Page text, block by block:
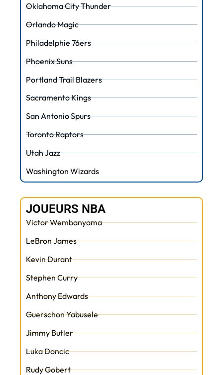
Oklahoma City Thunder
Orlando Magic
Philadelphie 76ers
Phoenix Suns
Portland Trail Blazers
Sacramento Kings
San Antonio Spurs
Toronto Raptors
Utah Jazz
Washington Wizards
JOUEURS NBA
Victor Wembanyama
LeBron James
Kevin Durant
Stephen Curry
Anthony Edwards
Guerschon Yabusele
Jimmy Butler
Luka Doncic
Rudy Gobert